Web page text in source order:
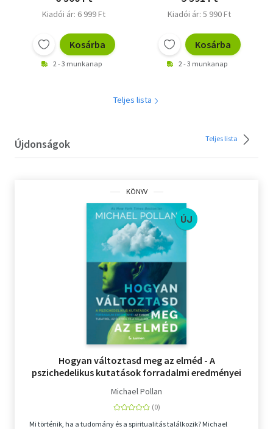
Kiadói ár: 6 999 Ft
Kosárba
2 - 3 munkanap
Kiadói ár: 5 990 Ft
Kosárba
2 - 3 munkanap
Teljes lista
Újdonságok Teljes lista
KÖNYV
ÚJ
Hogyan változtasd meg az elméd - A
pszichedelikus kutatások forradalmi eredményei
Michael Pollan
Mi történik, ha a tudomány és a spiritualitás találkozik? Michael